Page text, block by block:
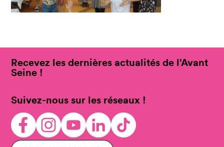
Recevez les dernières actualités de l’Avant
Seine !
Suivez-nous sur les réseaux !